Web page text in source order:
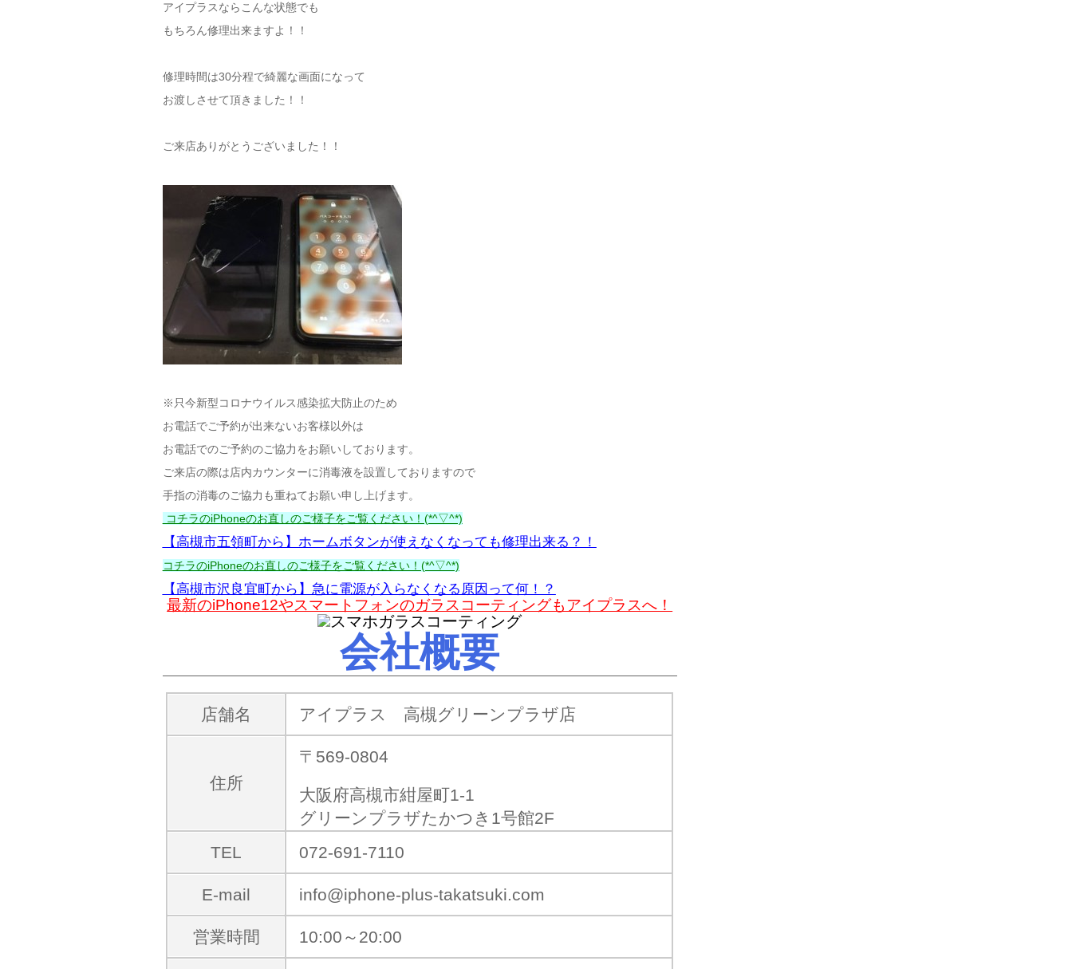
アイプラスならこんな状態でも
もちろん修理出来ますよ！！
修理時間は30分程で綺麗な画面になって
お渡しさせて頂きました！！
ご来店ありがとうございました！！
※只今新型コロナウイルス感染拡大防止のため
お電話でご予約が出来ないお客様以外は
お電話でのご予約のご協力をお願いしております。
ご来店の際は店内カウンターに消毒液を設置しておりますので
手指の消毒のご協力も重ねてお願い申し上げます。
コチラのiPhoneのお直しのご様子をご覧ください！(*^▽^*)
【高槻市五領町から】ホームボタンが使えなくなっても修理出来る？！
コチラのiPhoneのお直しのご様子をご覧ください！(*^▽^*)
【高槻市沢良宜町から】急に電源が入らなくなる原因って何！？
最新のiPhone12やスマートフォンのガラスコーティングもアイプラスへ！
会社概要
店舗名 アイプラス 高槻グリーンプラザ店
住所
〒569-0804
大阪府高槻市紺屋町1-1
グリーンプラザたかつき1号館2F
TEL
072-691-7110
E-mail info@iphone-plus-takatsuki.com
営業時間 10:00～20:00